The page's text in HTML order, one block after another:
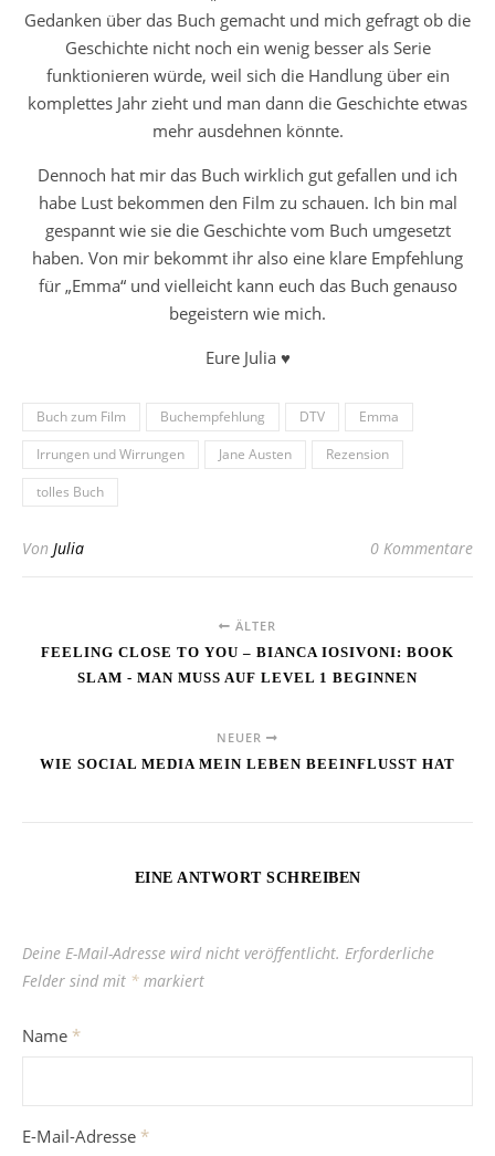
Gedanken über das Buch gemacht und mich gefragt ob die
Geschichte nicht noch ein wenig besser als Serie
funktionieren würde, weil sich die Handlung über ein
komplettes Jahr zieht und man dann die Geschichte etwas
mehr ausdehnen könnte.
Dennoch hat mir das Buch wirklich gut gefallen und ich
habe Lust bekommen den Film zu schauen. Ich bin mal
gespannt wie sie die Geschichte vom Buch umgesetzt
haben. Von mir bekommt ihr also eine klare Empfehlung
für „Emma“ und vielleicht kann euch das Buch genauso
begeistern wie mich.
Eure Julia ♥
Buch zum Film Buchempfehlung DTV
Emma
Irrungen und Wirrungen
Jane Austen
Rezension
tolles Buch
Von Julia 0 Kommentare
ÄLTER
FEELING CLOSE TO YOU – BIANCA IOSIVONI: BOOK
SLAM - MAN MUSS AUF LEVEL 1 BEGINNEN
NEUER
WIE SOCIAL MEDIA MEIN LEBEN BEEINFLUSST HAT
EINE ANTWORT SCHREIBEN
Deine E-Mail-Adresse wird nicht veröffentlicht. Erforderliche
Felder sind mit * markiert
Name *
E-Mail-Adresse *